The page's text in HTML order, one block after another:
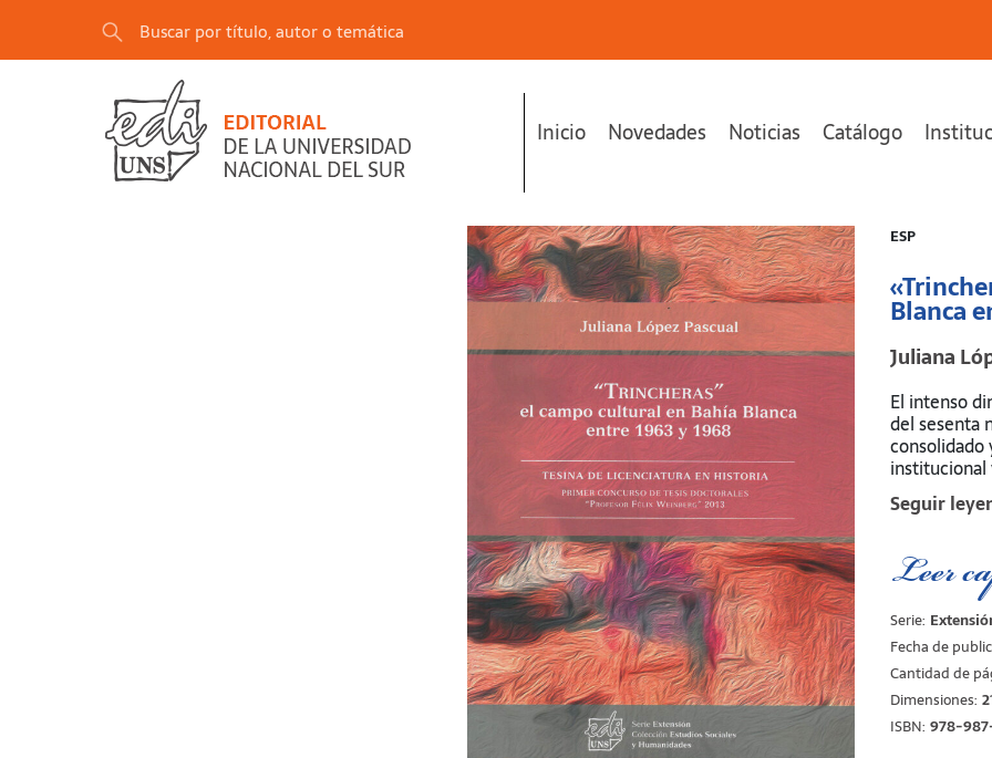
Inicio Novedades Noticias Catálogo
"«Trincheras» el campo cultural en Bahía Blanca entre 1963 y 1968"se ha añadido a tu carrito. ESP
Blanca
Juliana
El intenso
del sesenta
consolidado
institucional
segundo
este libro,
dando
realidad
Las
belicista
cultural con
fue
instituciones
Seguir
Leer
Serie:
Fecha de
Cantidad de
Dimensiones:
ISBN: 978-